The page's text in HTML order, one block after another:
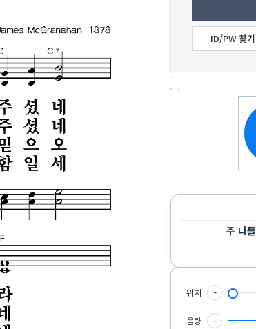
ID/PW 찾기
순서대로 한 번 듣
순서대로 반복 듣기
랜덤으로 듣기
한 곡만 반복 듣기
주 나
위치 -
음량 -